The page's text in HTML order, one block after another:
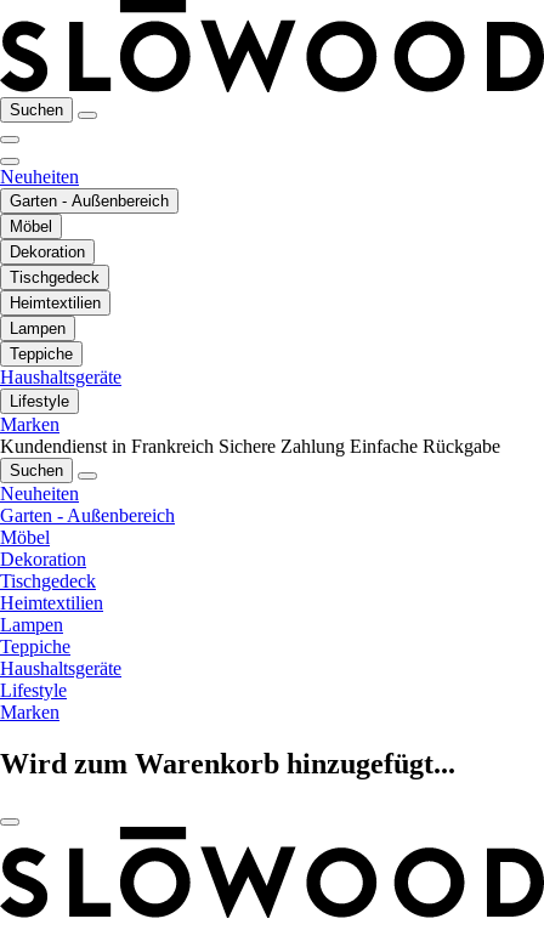
Suchen
Neuheiten
Garten - Außenbereich
Möbel
Dekoration
Tischgedeck
Heimtextilien
Lampen
Teppiche
Haushaltsgeräte
Lifestyle
Marken
Kundendienst in Frankreich Sichere Zahlung Einfache Rückgabe
Suchen
Neuheiten
Garten - Außenbereich
Möbel
Dekoration
Tischgedeck
Heimtextilien
Lampen
Teppiche
Haushaltsgeräte
Lifestyle
Marken
Wird zum Warenkorb hinzugefügt...